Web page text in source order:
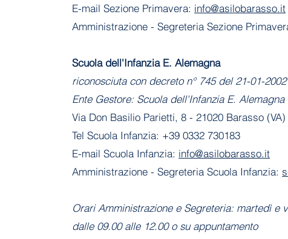
E-mail Sezione Primavera: info@asilobarasso.it
Amministrazione - Segreteria Sezione
​Scuola dell'Infanzia E. Alemagna
riconosciuta con decreto n° 745 del 21-01-
Ente Gestore: Scuola dell'Infanzia E. Alemagna
Via Don Basilio Parietti, 8 - 21020 Barasso (VA)
Tel Scuola Infanzia: +39 0332 730183
E-mail Scuola Infanzia: info@asilobarasso.it
Amministrazione - Segreteria Scuola Infanzia:
Orari Amministrazione e Segreteria: martedìe
dalle 09.00 alle 12.00 o su appuntamento